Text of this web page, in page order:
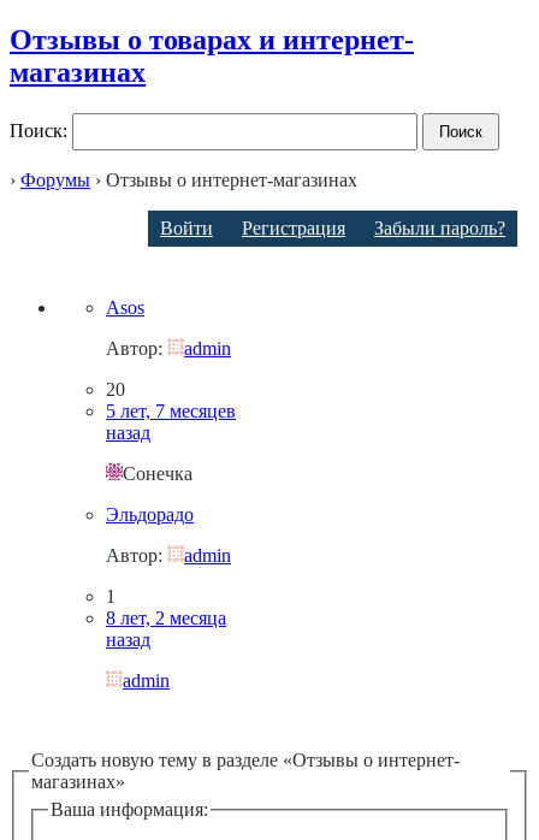
Отзывы о товарах и интернет-
магазинах
Поиск:
› Форумы › Отзывы о интернет-магазинах
Войти Регистрация Забыли пароль?
Asos
Автор:
admin
20
5 лет, 7 месяцев
назад
Сонечка
Эльдорадо
Автор:
admin
1
8 лет, 2 месяца
назад
admin
Создать новую тему в разделе «Отзывы о интернет-
магазинах»
Ваша информация: